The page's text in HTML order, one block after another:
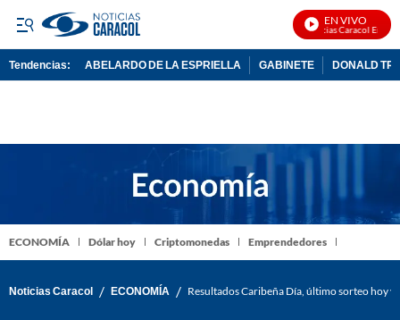
EN VIVO
Noticias Caracol En Vivo
Tendencias: ABELARDO DE LA ESPRIELLA GABINETE DONALD
ECONOMÍA Dólar hoy Criptomonedas Emprendedores
Noticias Caracol / ECONOMÍA / Resultados Caribeña Día, último sorteo hoy